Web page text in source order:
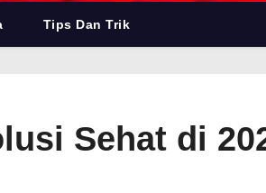
Tips Dan Trik
Sehat di